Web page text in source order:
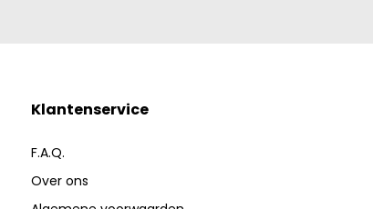
Klantenservice
F.A.Q.
Over ons